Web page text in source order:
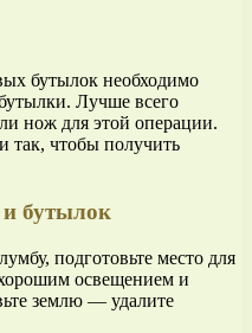
бутылок необходимо
Лучше всего
нож для этой операции.
так, чтобы получить
бутылок
подготовьте место для
освещением и
землю — удалите